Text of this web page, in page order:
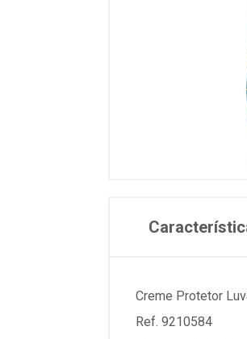
Creme Protetor
Ref. 9210584